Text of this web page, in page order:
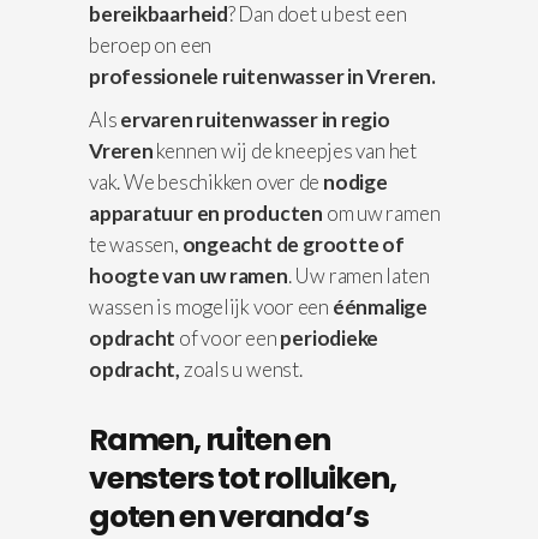
bereikbaarheid? Dan doet u best een
beroep on een
professionele ruitenwasser in Vreren.
Alservaren ruitenwasser in regio
Vrerenkennen wij de kneepjes van het
vak. We beschikken over de nodige
apparatuuren producten om uw ramen
te wassen, ongeacht de grootte of
hoogte van uw ramen. Uw ramen laten
wassen is mogelijk voor een éénmalige
opdracht of voor eenperiodieke
opdracht, zoals u wenst.
Ramen, ruiten en
vensters tot rolluiken,
goten en veranda’s